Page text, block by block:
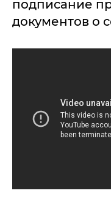
подписание
документов о